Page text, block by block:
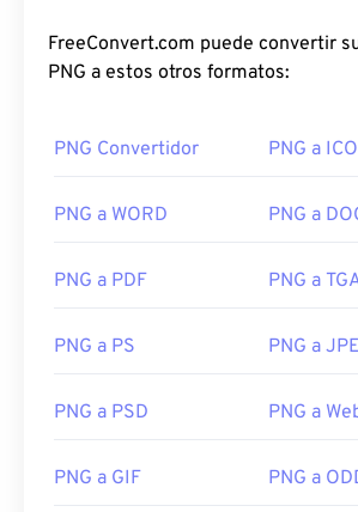
FreeConvert.com puede convertir
PNG a estos otros formatos:
PNG Convertidor PNG a ICO
PNG a WORD PNG a
PNG a PDF PNG a
PNG a PS PNG a
PNG a PSD PNG a
PNG a GIF PNG a